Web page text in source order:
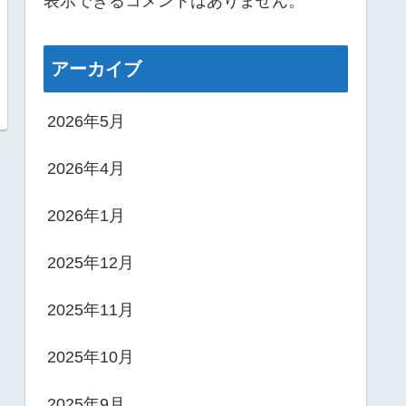
アーカイブ
2026年5月
2026年4月
2026年1月
2025年12月
2025年11月
2025年10月